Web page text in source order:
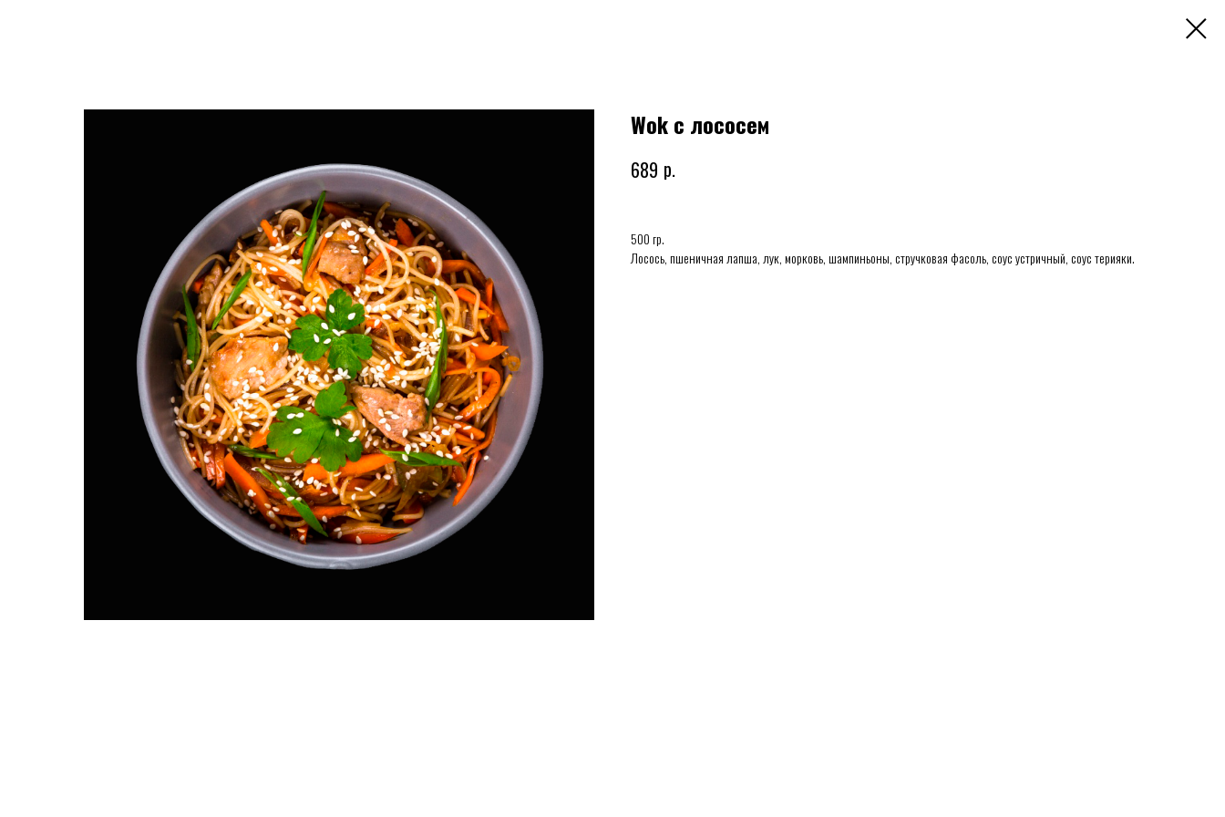
Wok с лососем
689 р.
500 гр.
Лосось, пшеничная лапша, лук, морковь, шампиньоны, стручковая фасоль, соус устричный, соус терияки.